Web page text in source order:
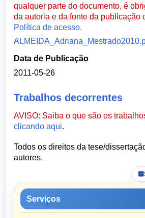
qualquer parte do documento, é
da autoria e da fonte da publicação
Política de acesso.
Data de Publicação
2011-05-26
Trabalhos decorrentes
AVISO: Saiba o que são os
clicando aqui.
Todos os direitos da tese/
autores.
Serviços